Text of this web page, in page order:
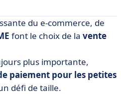
les petites entreprises :
sélection
systèmes de
entreprises
du e-commerce, de
font le choix de la vente
plus importante,
paiement pour les petites
défi de taille.